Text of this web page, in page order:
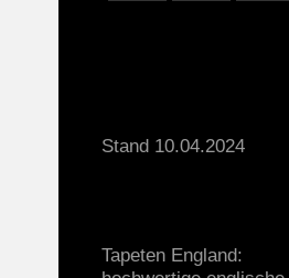
Stand 10.04.2024
Tapeten England: